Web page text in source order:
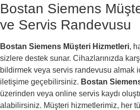
Bostan Siemens
ve Servis Randevusu
Bostan Siemens Müşteri Hizmetleri,
sizlere destek sunar. Cihazlarınızda
bildirmek veya servis randevusu almak
iletişime geçebilirsiniz. Bostan
üzerinden veya online servis kaydı
alabilirsiniz. Müşteri hizmetlerimiz, her